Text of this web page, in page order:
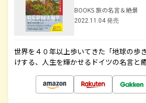
BOOKS 旅の名言＆絶景
2022.11.04 発売
世界を４０年以上歩いてきた「地球の歩
けする、人生を輝かせるドイツの名言と